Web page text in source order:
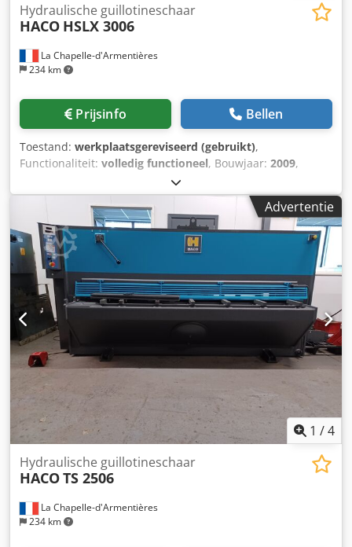
La Chapelle-d'Armentières
234 km
Hydraulische guillotineschaar
HACO HSLX 3006
Prijsinfo Bellen
Toestand: werkplaatsgereviseerd (gebruikt),
Functionaliteit: volledig functioneel, Bouwjaar: 2009,
, plaatdikte staal (max.):
Gereviseerde machine Hydraulische guillotine-schaar van
het type HACO HSLX, 3 m x 6 mm Cedpfxszqa A Rs Alxerf
Nieuwe SP9-besturing Pneumatisch plaatklemsysteem
Haakse aanslag van 1,5 m Nieuwe messen met 4
snijkanten, gemaakt van roestvrij staal
Advertentie
1 /4
La Chapelle-d'Armentières
234 km
Hydraulische guillotineschaar
HACOTS 2506